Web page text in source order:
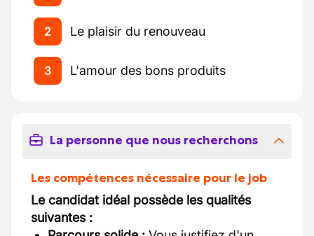
2 Le plaisir du renouveau
3 L'amour des bons produits
La personne que nous recherchons
Les compétences nécessaire pour le job
Le candidat idéal possède les qualités
suivantes :